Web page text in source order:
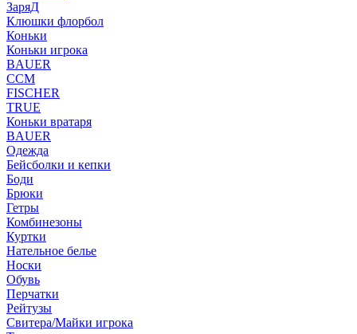
ЗаряД
Клюшки флорбол
Коньки
Коньки игрока
BAUER
CCM
FISCHER
TRUE
Коньки вратаря
BAUER
Одежда
Бейсболки и кепки
Боди
Брюки
Гетры
Комбинезоны
Куртки
Нательное белье
Носки
Обувь
Перчатки
Рейтузы
Свитера/Майки игрока